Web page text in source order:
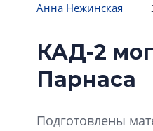
Анна Нежинская
КАД-2
Парнаса
Подготовлены